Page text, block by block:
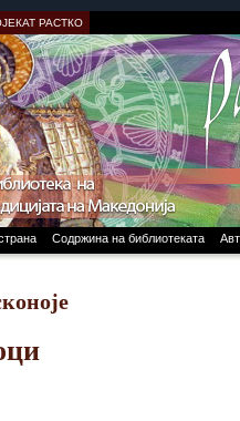
РАСТКО
Содржина на библиотеката